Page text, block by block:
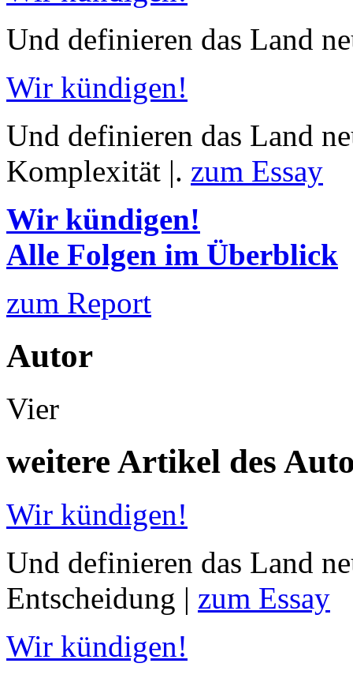
Und definieren das Land
Wir kündigen!
Und definieren das Land
Komplexität |. zum Essay
Wir kündigen!
Alle Folgen im Überblick
zum Report
Autor
Vier
weitere Artikel des
Wir kündigen!
Und definieren das Land
Entscheidung | zum Essay
Wir kündigen!